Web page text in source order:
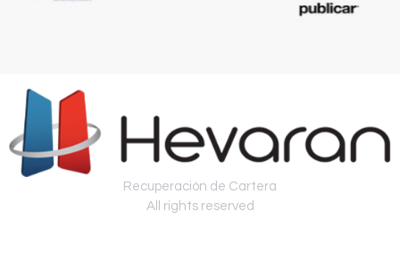
Recuperación de Cartera
All rights reserved